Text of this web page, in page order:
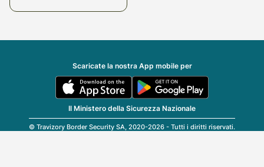
Scaricate la nostra App mobile per
Il Ministero della Sicurezza Nazionale
© Travizory Border Security SA, 2020-2026 - Tutti i diritti riservati.